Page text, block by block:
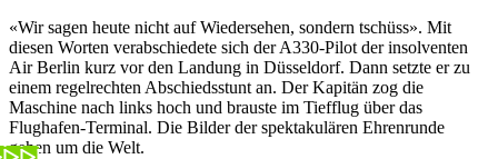
«Wir sagen heute nicht auf Wiedersehen, sondern tschüss». Mit
diesen Worten verabschiedete sich der A330-Pilot der insolventen
Air Berlin kurz vor den Landung in Düsseldorf. Dann setzte er zu
einem regelrechten Abschiedsstunt an. Der Kapitän zog die
Maschine nach links hoch und brauste im Tiefflug über das
Flughafen-Terminal. Die Bilder der spektakulären Ehrenrunde
gehen um die Welt.